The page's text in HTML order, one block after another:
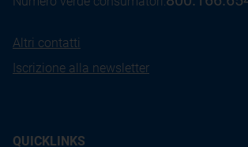
Altri contatti
Iscrizione alla newsletter
QUICKLINKS